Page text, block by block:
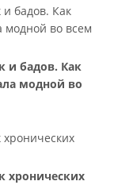
и бадов. Как
модной во
хронических